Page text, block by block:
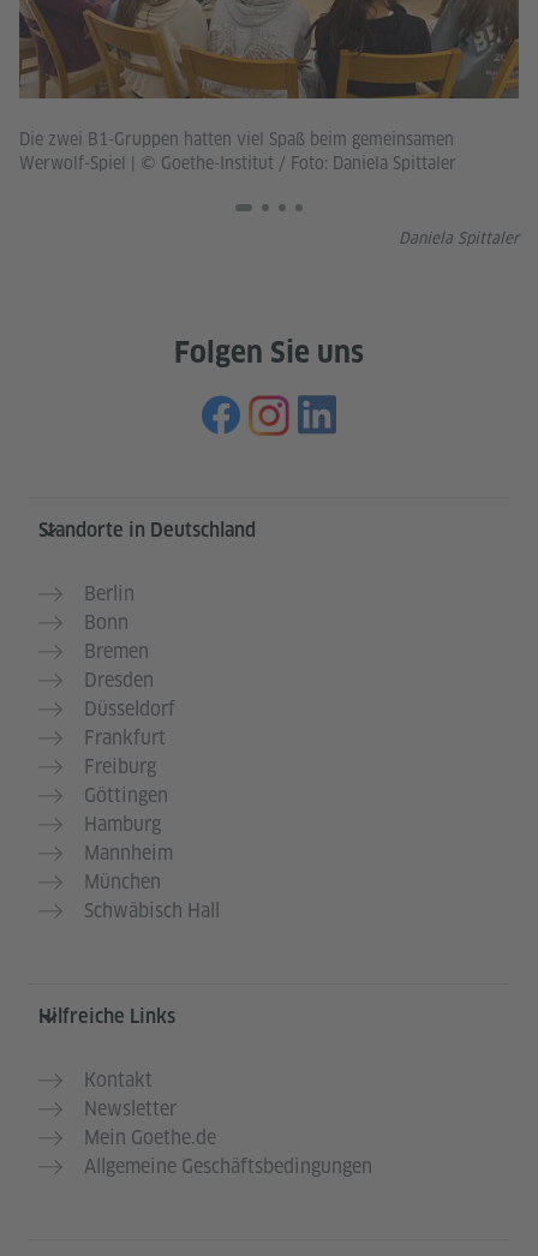
Die zwei B1-Gruppen hatten viel Spaß beim gemeinsamen
Werwolf-Spiel | © Goethe-Institut / Foto: Daniela Spittaler
Daniela Spittaler
Folgen Sie uns
Service- und Informationsbereich
Standorte in Deutschland
Berlin
Bonn
Bremen
Dresden
Düsseldorf
Frankfurt
Freiburg
Göttingen
Hamburg
Mannheim
München
Schwäbisch Hall
Hilfreiche Links
Kontakt
Newsletter
Mein Goethe.de
Allgemeine Geschäftsbedingungen